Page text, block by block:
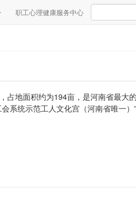
职工心理健康服务中心
Search
地面积约为194亩，是河南省最大
系统示范工人文化宫（河南省唯一